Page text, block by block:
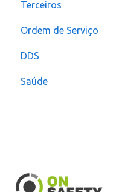
Terceiros
Usuário
Ordem de Serviço
DDS
Saúde